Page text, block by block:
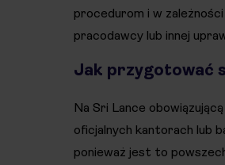
procedurom i w
pracodawcy lub innej
Jak przygotować
Na Sri Lance
oficjalnych kantorach lub
ponieważ jest to